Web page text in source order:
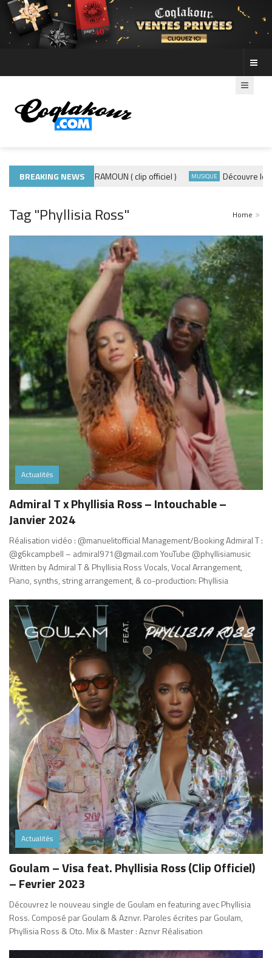
BREAKING NEWS
ADE440 – GRAMOUN ( clip officiel ) MUSIQUE Découvre les photos
Tag "Phyllisia Ross" Home
Actualités
Admiral T x Phyllisia Ross – Intouchable –
Janvier 2024
Réalisation vidéo : @manuelitofficial Management/Booking Admiral T :
@g6kcampbell – admiral971@gmail.com YouTube @phyllisiamusic
Written by Admiral T & Phyllisia Ross Vocals, Vocal Arrangement,
Piano, synths, string arrangement, & co-production: Phyllisia
Actualités
Goulam – Visa feat. Phyllisia Ross (Clip Officiel)
– Fevrier 2023
Découvrez le nouveau single de Goulam en featuring avec Phyllisia
Ross. Composé par Goulam & Aznvr. Paroles écrites par Goulam,
Phyllisia Ross & Oto. Mix & Master : Aznvr Réalisation